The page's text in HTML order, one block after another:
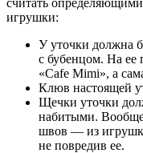
игрушки:
У уточки должна
с бубенцом. На ее
«Cafe Mimi», а
Клюв настоящей
Щечки уточки
набитыми. Вообще
швов — из
не повредив ее.